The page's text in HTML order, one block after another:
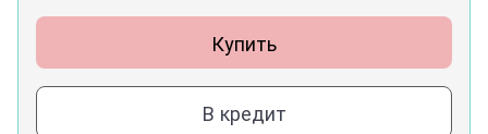
Купить
В кредит